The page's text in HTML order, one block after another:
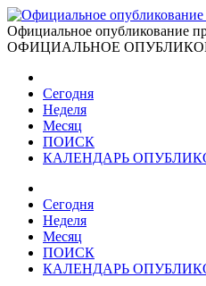
Официальное опубликование
ОФИЦИАЛЬНОЕ
Сегодня
Неделя
Месяц
ПОИСК
КАЛЕНДАРЬ
Сегодня
Неделя
Месяц
ПОИСК
КАЛЕНДАРЬ